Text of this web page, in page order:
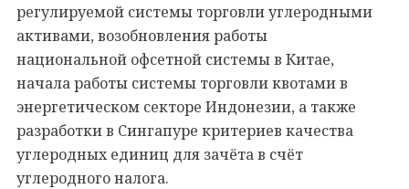
регулируемой системы торговли углеродными
активами, возобновления работы
национальной офсетной системы в Китае,
начала работы системы торговли квотами в
энергетическом секторе Индонезии, а также
разработки в Сингапуре критериев качества
углеродных единиц для зачёта в счёт
углеродного налога.